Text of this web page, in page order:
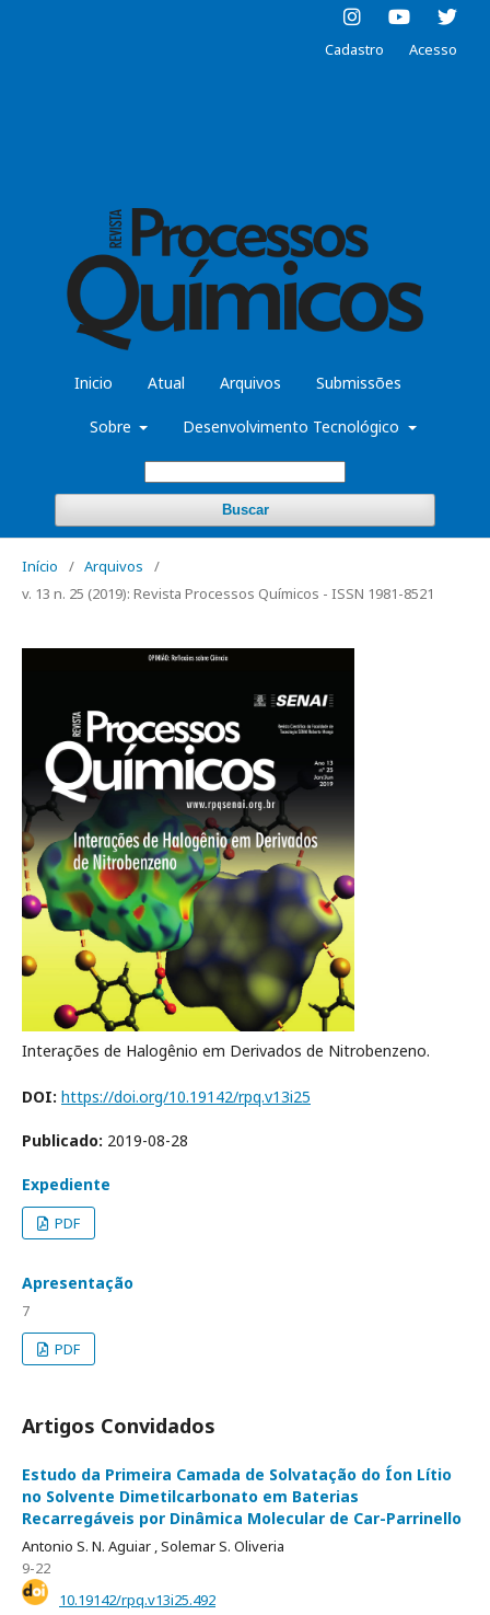
Inicio Atual Arquivos Submissões
Sobre Desenvolvimento Tecnológico
Buscar
Cadastro Acesso
Início / Arquivos
/
v. 13 n. 25 (2019): Revista Processos Químicos - ISSN 1981-8521
Interações de Halogênio em Derivados de Nitrobenzeno.
DOI: https://doi.org/10.19142/rpq.v13i25
Publicado: 2019-08-28
Expediente
PDF
Apresentação
7
PDF
Artigos Convidados
Estudo da Primeira Camada de Solvatação do Íon Lítio
no Solvente Dimetilcarbonato em Baterias
Recarregáveis por Dinâmica Molecular de Car-Parrinello
Antonio S. N. Aguiar ,Solemar S. Oliveria
9-22
10.19142/rpq.v13i25.492